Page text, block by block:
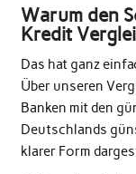
Warum den
Kredit
Das hat ganz
Über unseren
Banken mit den
Deutschlands
klarer Form